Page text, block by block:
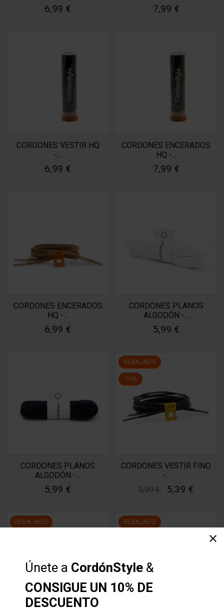
6,99 € 7,99 €
CORDONES VESTIR HQ
-...
6,99 €
CORDONES ENCERADOS
HQ -...
7,99 €
CORDONES ENCERADOS
HQ -...
6,99 €
CORDONES PLANOS
ALGODÓN -...
5,99 €
CORDONES PLANOS
ALGODÓN -...
5,99 €
CORDONES VESTIR FINO
-...
5,99 €
5,39 €
REBAJADO
-10%
REBAJADO REBAJADO
clear
Únete a CordónStyle &
CONSIGUE UN 10% DE
DESCUENTO